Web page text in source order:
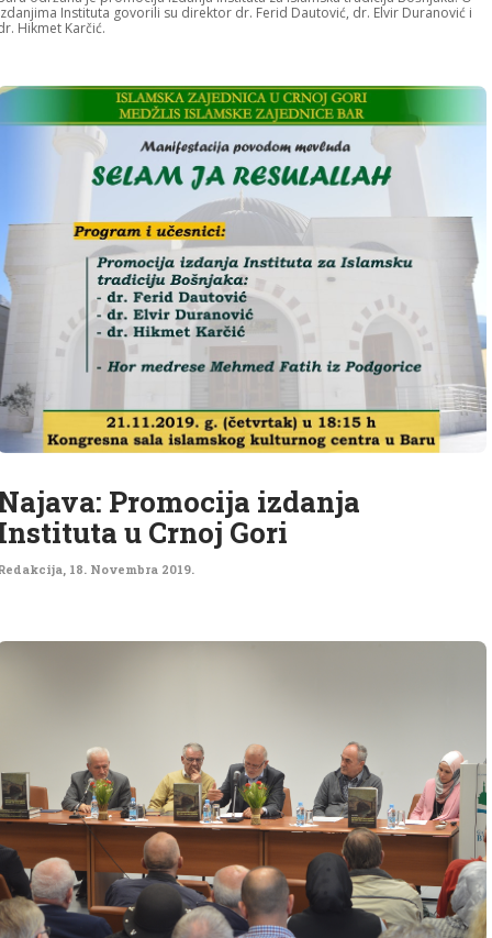
Instituta govorili su direktor dr. Ferid Dautović, dr. Elvir Duranović i
Hikmet Karčić.
Promocija izdanja
u Crnoj Gori
, 18. Novembra 2019.